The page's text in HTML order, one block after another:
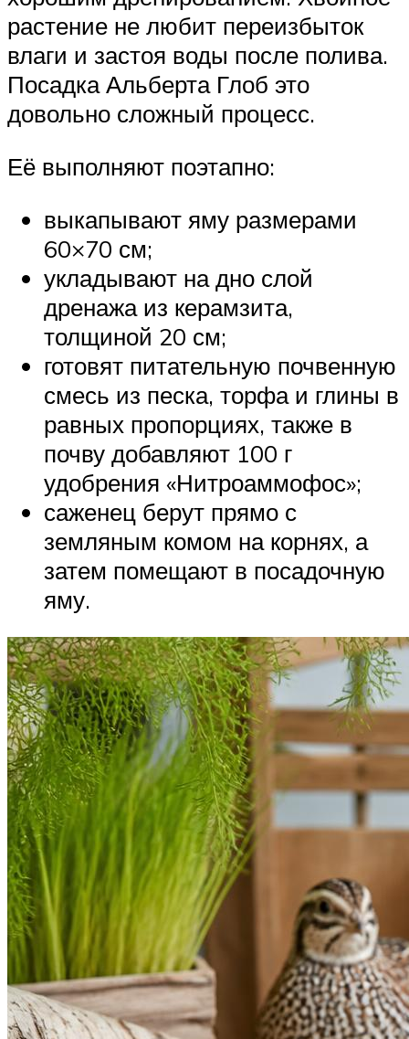
растение не любит переизбыток
влаги и застоя воды после полива.
Посадка Альберта Глоб это
довольно сложный процесс.
Её выполняют поэтапно:
выкапывают яму размерами
60×70 см;
укладывают на дно слой
дренажа из керамзита,
толщиной 20 см;
готовят питательную почвенную
смесь из песка, торфа и глины в
равных пропорциях, также в
почву добавляют 100 г
удобрения «Нитроаммофос»;
саженец берут прямо с
земляным комом на корнях, а
затем помещают в посадочную
яму.